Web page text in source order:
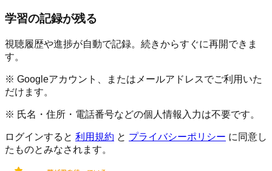
学習の記録が残る
視聴履歴や進捗が自動で記録。続きからすぐに再開できま
す。
※ Googleアカウント、またはメールアドレスでご利用いた
だけます。
※ 氏名・住所・電話番号などの個人情報入力は不要です。
ログインすると 利用規約 と プライバシーポリシー に同意し
たものとみなされます。